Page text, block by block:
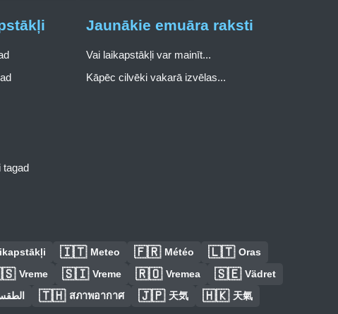
tagad
Jaunākie emuāra raksti
Vai laikapstākļi var mainīt...
Kāpēc cilvēki vakarā izvēlas...
🇮🇹 Meteo 🇫🇷 Météo 🇱🇹 Oras
Vreme 🇸🇮 Vreme 🇷🇴 Vremea 🇸🇪 Vädret
🇹🇭 สภาพอากาศ 🇯🇵 天気 🇭🇰 天氣